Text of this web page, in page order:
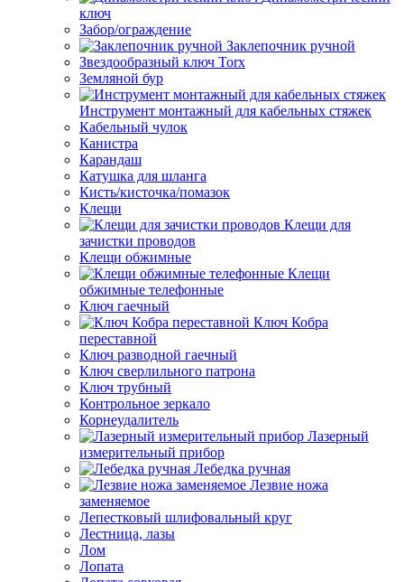
ключ
Забор/ограждение
Заклепочник ручной
Звездообразный ключ Torx
Земляной бур
Инструмент монтажный для кабельных стяжек
Кабельный чулок
Канистра
Карандаш
Катушка для шланга
Кисть/кисточка/помазок
Клещи
Клещи для
зачистки проводов
Клещи обжимные
Клещи
обжимные телефонные
Ключ гаечный
Ключ Кобра
переставной
Ключ разводной гаечный
Ключ сверлильного патрона
Ключ трубный
Контрольное зеркало
Корнеудалитель
Лазерный
измерительный прибор
Лебедка ручная
Лезвие ножа
заменяемое
Лепестковый шлифовальный круг
Лестница, лазы
Лом
Лопата